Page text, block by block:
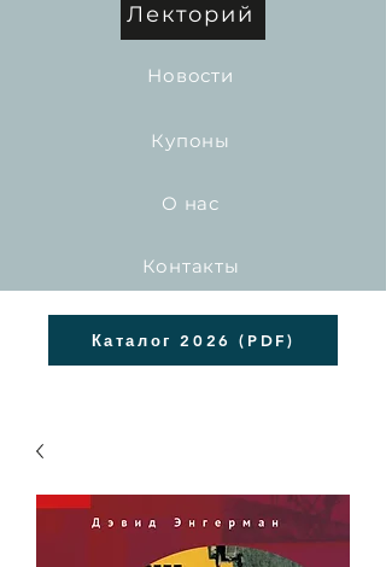
Лекторий
Новости
Купоны
О нас
Контакты
Каталог 2026 (PDF)